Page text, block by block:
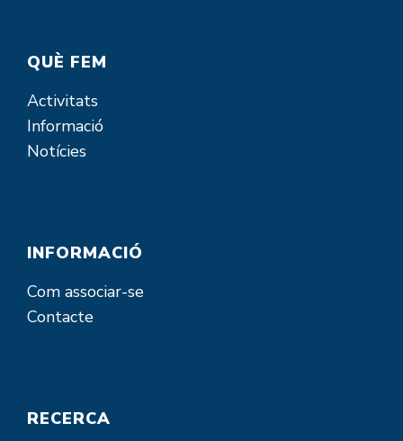
QUÈ FEM
Activitats
Informació
Notícies
INFORMACIÓ
Com associar-se
Contacte
RECERCA